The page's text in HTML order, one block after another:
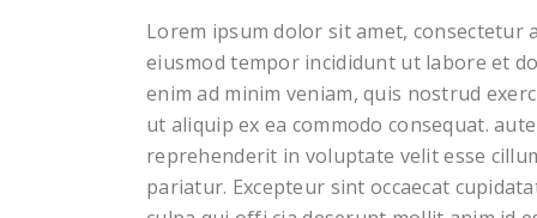
Lorem ipsum dolor sit amet, consectetur
eiusmod tempor incididunt ut labore et
enim ad minim veniam, quis nostrud
ut aliquip ex ea commodo consequat.
reprehenderit in voluptate velit esse
pariatur. Excepteur sint occaecat